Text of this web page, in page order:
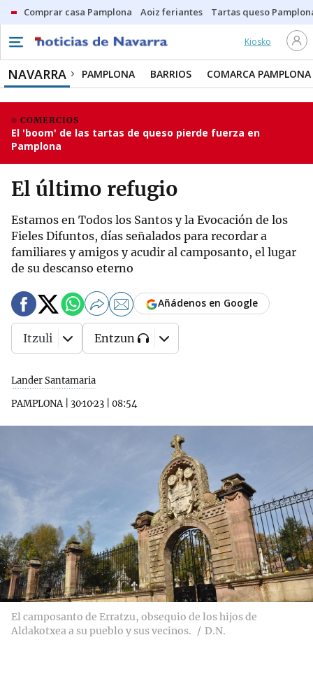
Comprar casa Pamplona Aoiz feriantes Tartas queso
Kiosko
NAVARRA PAMPLONA BARRIOS COMARCA PAMPLONA
COMERCIOS
El 'boom' de las tartas de queso pierde fuerza en
Pamplona
El último refugio
Estamos en Todos los Santos y la Evocación de los
Fieles Difuntos, días señalados para recordar a
familiares y amigos y acudir al camposanto, el lugar
de su descanso eterno
Lander Santamaria
PAMPLONA| 30·10·23 08:54
Añádenos en Google
Itzuli Entzun
El camposanto de Erratzu, obsequio de los hijos de
Aldakotxea a su pueblo y sus vecinos.
D.N.